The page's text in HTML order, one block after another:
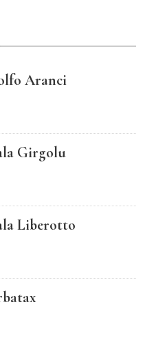
Aranci
Girgolu
Liberotto